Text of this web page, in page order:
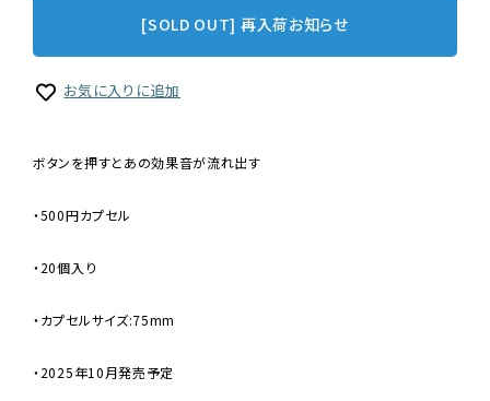
[SOLD OUT] 再入荷お知らせ
お気に入りに追加
ボタンを押すとあの効果音が流れ出す
・500円カプセル
・20個入り
・カプセルサイズ:75mm
・2025年10月発売予定